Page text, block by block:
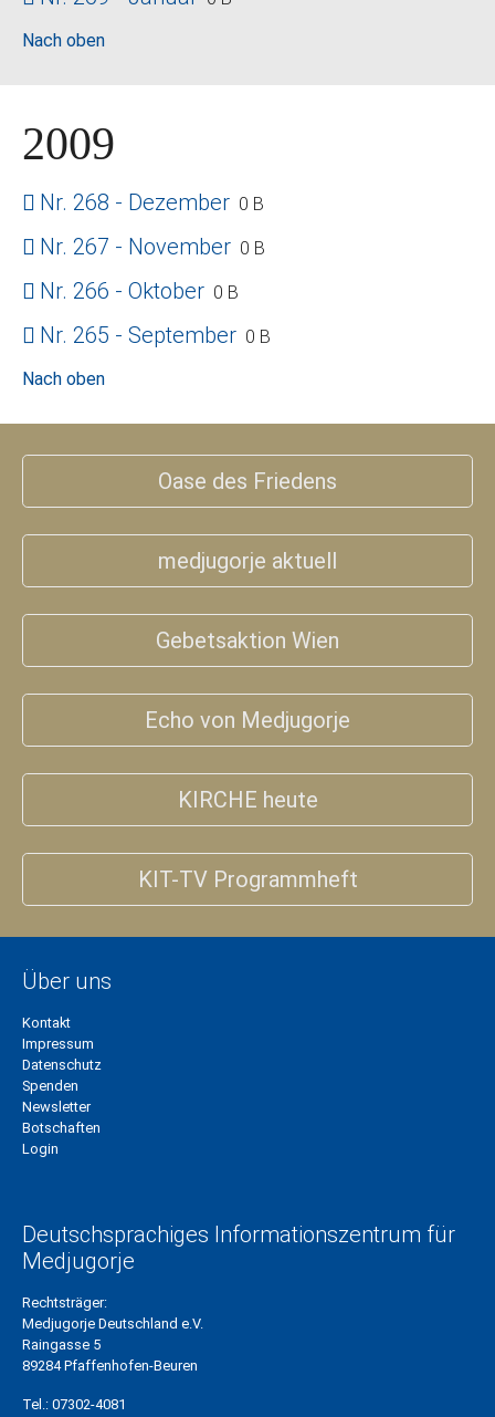
Nach oben
2009
Nr. 268 - Dezember 0 B
Nr. 267 - November 0 B
Nr. 266 - Oktober 0 B
Nr. 265 - September 0 B
Nach oben
Oase des Friedens
medjugorje aktuell
Gebetsaktion Wien
Echo von Medjugorje
KIRCHE heute
KIT-TV Programmheft
Über uns
Kontakt
Impressum
Datenschutz
Spenden
Newsletter
Botschaften
Login
Deutschsprachiges Informationszentrum für
Medjugorje
Rechtsträger:
Medjugorje Deutschland e.V.
Raingasse 5
89284 Pfaffenhofen-Beuren
Tel.: 07302-4081